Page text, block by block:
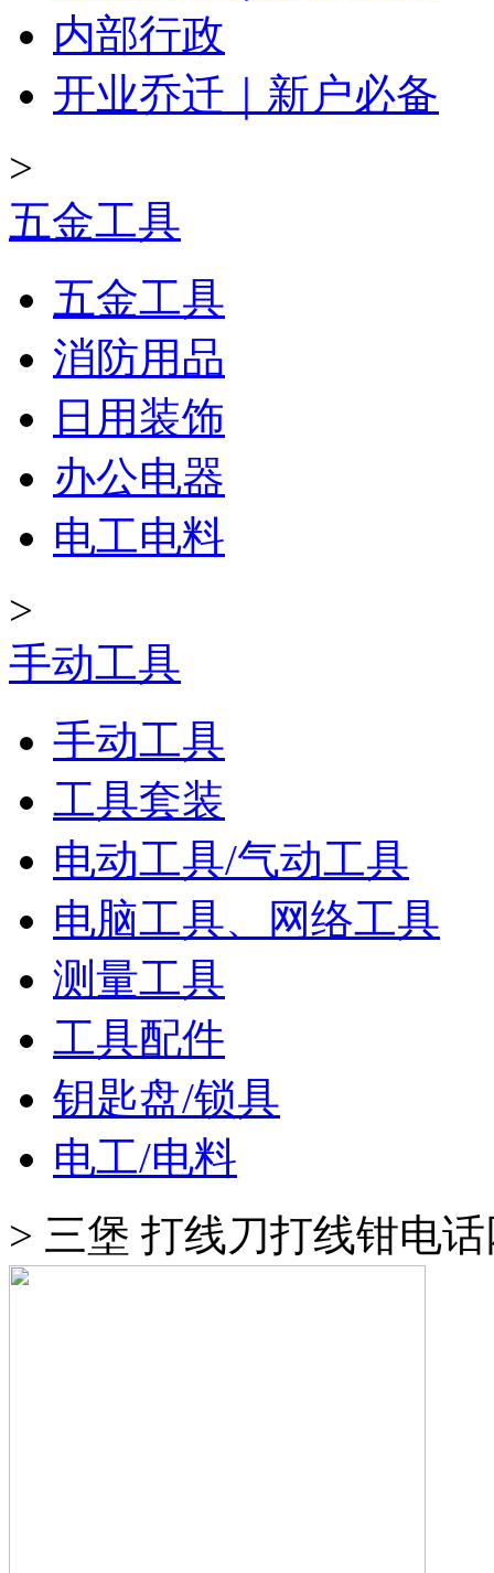
内部行政
开业乔迁｜新户必备
>
五金工具
五金工具
消防用品
日用装饰
办公电器
电工电料
>
手动工具
手动工具
工具套装
电动工具/气动工具
电脑工具、网络工具
测量工具
工具配件
钥匙盘/锁具
电工/电料
> 三堡 打线刀打线钳电